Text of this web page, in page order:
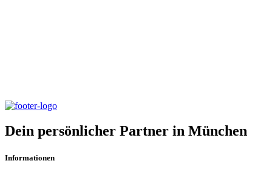
Dein persönlicher Partner in München
Informationen